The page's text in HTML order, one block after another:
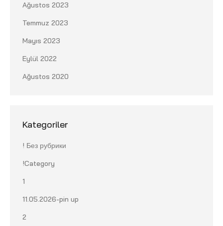
Ağustos 2023
Temmuz 2023
Mayıs 2023
Eylül 2022
Ağustos 2020
Kategoriler
! Без рубрики
!Category
1
11.05.2026-pin up
2